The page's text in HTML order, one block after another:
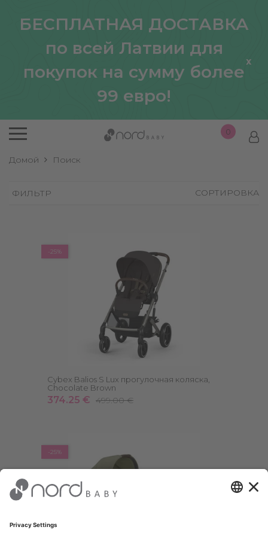
БЕСПЛАТНАЯ ДОСТАВКА
по всей Латвии для
покупок на сумму более
99 евро!
x
0
Домой Поиск
ФИЛЬТР СОРТИРОВКА
-25%
Cybex Balios S Lux прогулочная коляска,
Chocolate Brown
374.25 € 499.00 €
-25%